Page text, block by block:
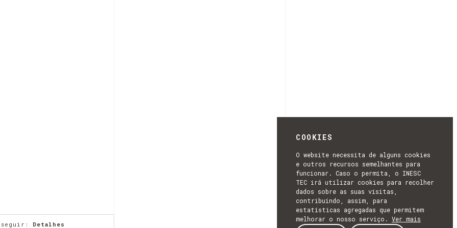
COOKIES
O website necessita de alguns cookies
e outros recursos semelhantes para
funcionar. Caso o permita, o INESC
TEC irá utilizar cookies para recolher
dados sobre as suas visitas,
contribuindo, assim, para
estatísticas agregadas que permitem
melhorar o nosso serviço. Ver mais
Detalhes